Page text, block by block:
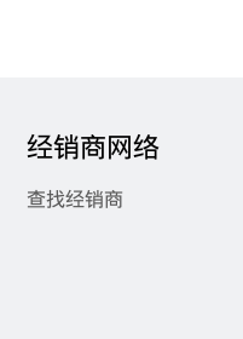
经销商网络
查找经销商